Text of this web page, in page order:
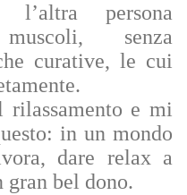
persona
senza
curative, le cui
e mi
in un mondo
dare relax a
gran bel dono.